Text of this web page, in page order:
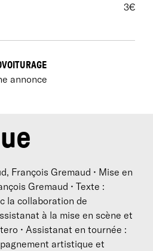
3€
annonce
François Gremaud • Mise en
Gremaud • Texte :
la collaboration de
à la mise en scène et
• Assistanat en tournée :
artistique et